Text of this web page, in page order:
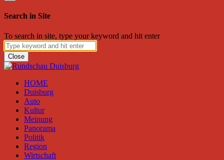
Search in Site
To search in site, type your keyword and hit enter
Close
HOME
Duisburg
Auto
Kultur
Meinung
Panorama
Politik
Region
Wirtschaft